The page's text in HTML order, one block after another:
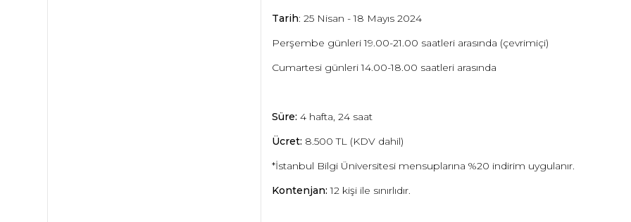
Tarih: 25 Nisan - 18 Mayıs 2024
Perşembe günleri 19.00-21.00 saatleri arasında (çevrimiçi)
Cumartesi günleri 14.00-18.00 saatleri arasında
Süre: 4 hafta, 24 saat
Ücret: 8.500 TL (KDV dahil)
*İstanbul Bilgi Üniversitesi mensuplarına %20 indirim uygulanır.
Kontenjan: 12 kişi ile sınırlıdır.